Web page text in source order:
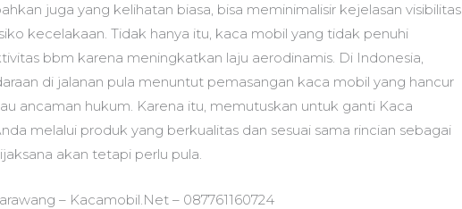
juga yang kelihatan biasa, bisa meminimalisir kejelasan visibilitas
kecelakaan. Tidak hanya itu, kaca mobil yang tidak penuhi
bbm karena meningkatkan laju aerodinamis. Di Indonesia,
di jalanan pula menuntut pemasangan kaca mobil yang hancur
ancaman hukum. Karena itu, memutuskan untuk ganti Kaca
melalui produk yang berkualitas dan sesuai sama rincian sebagai
akan tetapi perlu pula.
– Kacamobil.Net – 087761160724